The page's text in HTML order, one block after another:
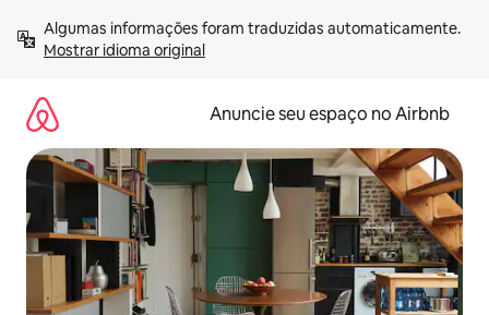
para
Mostrar idioma original
Anuncie seu espaço no Airbnb